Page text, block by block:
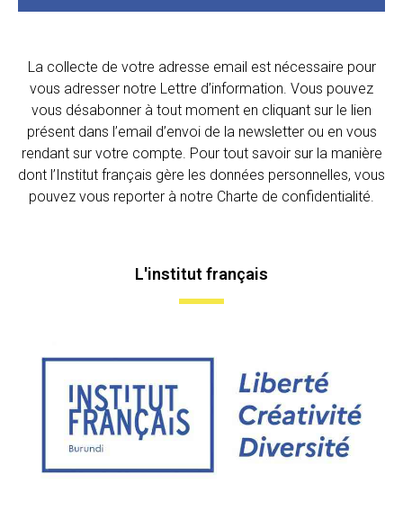
La collecte de votre adresse email est nécessaire pour
vous adresser notre Lettre d’information. Vous pouvez
vous désabonner à tout moment en cliquant sur le lien
présent dans l’email d’envoi de la newsletter ou en vous
rendant sur votre compte. Pour tout savoir sur la manière
dont l’Institut français gère les données personnelles, vous
pouvez vous reporter à notre Charte de confidentialité.
L'institut français